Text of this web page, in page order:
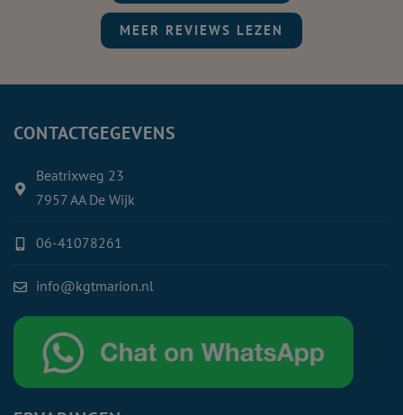
MEER REVIEWS LEZEN
CONTACTGEGEVENS
Beatrixweg 23
7957 AA De Wijk
06-41078261
info@kgtmarion.nl